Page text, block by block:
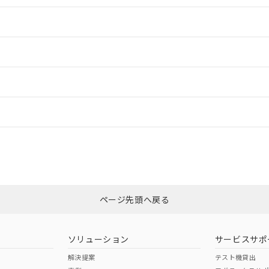
ダウンロードはこちら
（日本
（アメリカ
ページ先頭へ戻る
ソリューション
解決提案
サービスサポ
テスト機貸出